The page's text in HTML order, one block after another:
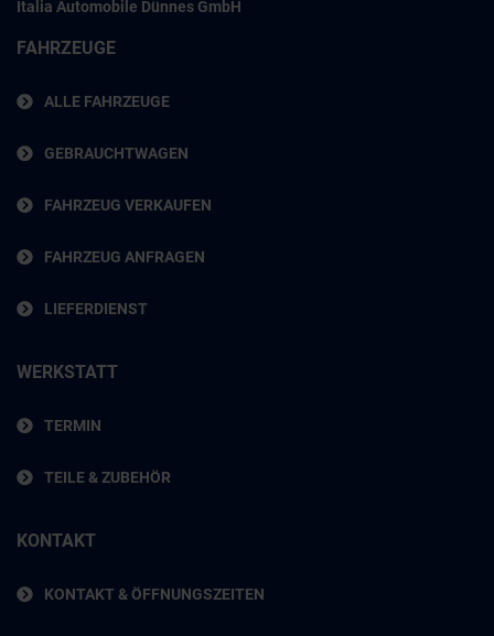
Italia Automobile Dünnes GmbH
FAHRZEUGE
ALLE FAHRZEUGE
GEBRAUCHTWAGEN
FAHRZEUG VERKAUFEN
FAHRZEUG ANFRAGEN
LIEFERDIENST
WERKSTATT
TERMIN
TEILE & ZUBEHÖR
KONTAKT
KONTAKT & ÖFFNUNGSZEITEN